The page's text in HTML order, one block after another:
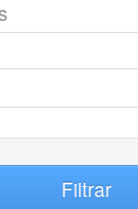
Filtrar